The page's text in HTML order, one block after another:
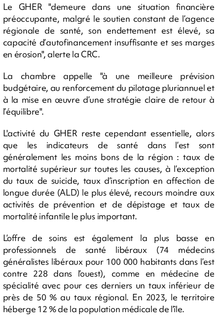
Le GHER "demeure dans une situation financière
préoccupante, malgré le soutien constant de l’agence
régionale de santé, son endettement est élevé, sa
capacité d’autofinancement insuffisante et ses marges
en érosion", alerte la CRC.
La chambre appelle "à une meilleure prévision
budgétaire, au renforcement du pilotage pluriannuel et
à la mise en œuvre d’une stratégie claire de retour à
l’équilibre".
L'activité du GHER reste cependant essentielle, alors
que les indicateurs de santé dans l’est sont
généralement les moins bons de la région : taux de
mortalité supérieur sur toutes les causes, à l’exception
du taux de suicide, taux d’inscription en affection de
longue durée (ALD) le plus élevé, recours moindre aux
activités de prévention et de dépistage et taux de
mortalité infantile le plus important.
L’offre de soins est également la plus basse en
professionnels de santé libéraux (74 médecins
généralistes libéraux pour 100 000 habitants dans l’est
contre 228 dans l’ouest), comme en médecine de
spécialité avec pour ces derniers un taux inférieur de
près de 50 % au taux régional. En 2023, le territoire
héberge 12 % de la population médicale de l’île.